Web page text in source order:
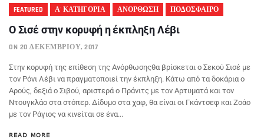
FEATURED Α' ΚΑΤΗΓΟΡΙΑ ΑΝΟΡΘΩΣΗ ΠΟΔΟΣΦΑΙΡΟ
Ο Σισέ στην κορυφή η έκπληξη Λέβι
ON 20 ΔΕΚΕΜΒΡΊΟΥ, 2017
Στην κορυφή της επίθεση της Ανόρθωσηςθα βρίσκεται ο Σεκού Σισέ με
τον Ρόνι Λέβι να πραγματοποιεί την έκπληξη. Κάτω από τα δοκάρια ο
Αρούς, δεξιά ο Σιβού, αριστερά ο Πράνιτς με τον Αρτυματά και τον
Ντουγκλάο στα στόπερ. Δίδυμο στα χαφ, θα είναι οι Γκάντσεφ και Ζοάο
με τον Ράγιος να κινείται σε ένα...
READ MORE